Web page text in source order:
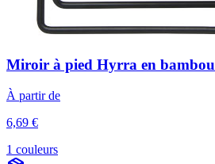
Miroir à pied Hyrra en bambou
À partir de
6,69 €
1 couleurs